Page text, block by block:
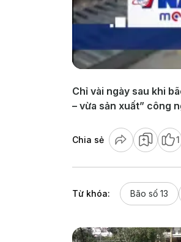
Chỉ vài ngày sau khi
– vừa sản xuất” công
Chia sẻ 1
Từ khóa: Bão số 13